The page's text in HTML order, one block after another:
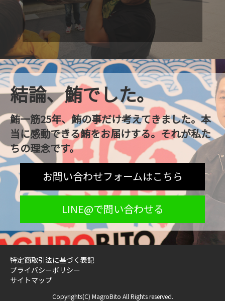
結論、鮪でした。
鮪一筋25年、鮪の事だけ考えてきました。本
当に感動できる鮪をお届けする。それが私た
ちの理念です。
お問い合わせフォームはこちら
LINE@で問い合わせる
特定商取引法に基づく表記
プライバシーポリシー
サイトマップ
Copyrights(C) MagroBito All Rights reserved.